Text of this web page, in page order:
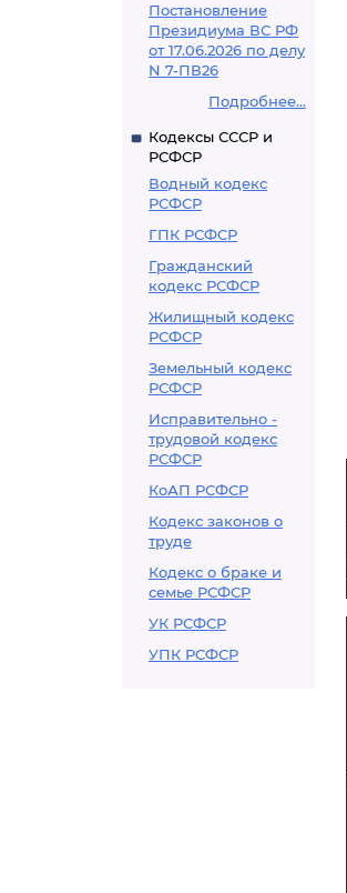
Постановление
Президиума ВС РФ
от 17.06.2026 по делу
N 7-ПВ26
Подробнее...
Кодексы СССР и
РСФСР
Водный кодекс
РСФСР
ГПК РСФСР
Гражданский
кодекс РСФСР
Жилищный кодекс
РСФСР
Земельный кодекс
РСФСР
Исправительно -
трудовой кодекс
РСФСР
КоАП РСФСР
Кодекс законов о
труде
Кодекс о браке и
семье РСФСР
УК РСФСР
УПК РСФСР